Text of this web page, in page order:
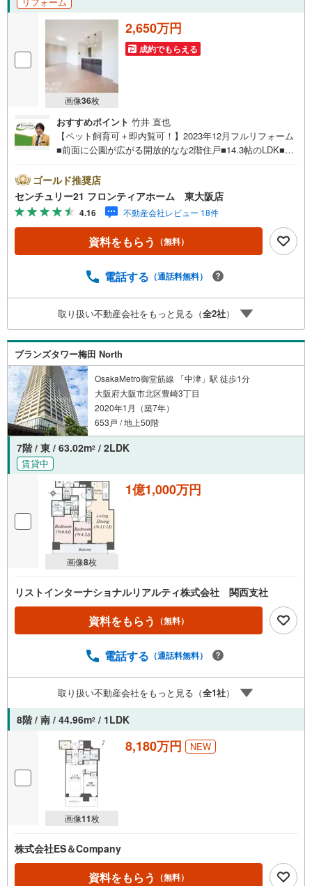
■バルコニー面積12.07平米で開放感あり！
■北向きで採光・通風良好！
■床暖房・食洗機など充実の設備仕様！
■廊下短く居室広く！
■全居室フローリング＆収納付き！
【弊社の特徴】
■お車でのご来場も可能です。周辺のコインパーキングまでご案内致します
ので、担当者にお声がけください。
■キッズスペースもございますので、小さなお子様がいらっしゃるご家庭も
お気軽にご来場ください！
【営業日】定休日はございません。火曜日・水曜日も営業しております。
画像36枚
2,650万円
成約でもらえる
おすすめポイント 竹井 直也
【ペット飼育可＋即内覧可！】2023年12月フルリフォーム
■前面に公園が広がる開放的なな2階住戸■14.3帖のLDK■川
も安心 リフォーム内容・システムキッチン新規交換・シス
テムバス交換・トイレ新規交換・洗面化粧台新規交換・フ
ローリング張替・全室クロス張替・建具新規交換・和室畳
新規交換・和室壁新規造作 立地・川辺小学校まで徒歩約7
分・長吉中学校まで徒歩約9分 弊社が選ばれる理由 1.お金
の扱い方のプロ、ファイナンシャルプランナーが資金計画
ムあり！3.たくさんの銀行と繋がりがあるため、最も低金
ご提案！5.定期的にご連絡を繋ぎ、有事の際に迅速にサポ
ートいたします弊社は専門家同士が連携をとっているた
め、より多くの知見がございますお気軽にお問合せくださ
い！
ゴールド推奨店
センチュリー21 フロンティアホーム 東大阪店
4.16 不動産会社レビュー 18件
資料をもらう （無料）
電話する （通話料無料）
取り扱い不動産会社をもっと見る（全2社）
ブランズタワー梅田 North
OsakaMetro御堂筋線 「中津」駅 徒歩1分
大阪府大阪市北区豊崎3丁目
2020年1月（築7年）
653戸 / 地上50階
7階 / 東 / 63.02m2 / 2LDK
賃貸中
画像8枚
1億1,000万円
リストインターナショナルリアルティ株式会社 関西支社
資料をもらう （無料）
電話する （通話料無料）
取り扱い不動産会社をもっと見る（全1社）
8階 / 南 / 44.96m2 / 1LDK
画像11枚
8,180万円 NEW
株式会社ES＆Company
資料をもらう （無料）